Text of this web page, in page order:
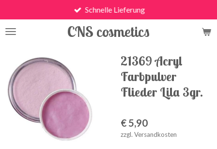
Hauptinhalt
springen
CNS cosmetics
Schnelle Lieferung
21369 Acryl
Farbpulver
Flieder Lila 3gr.
€ 5,90
zzgl. Versandkosten